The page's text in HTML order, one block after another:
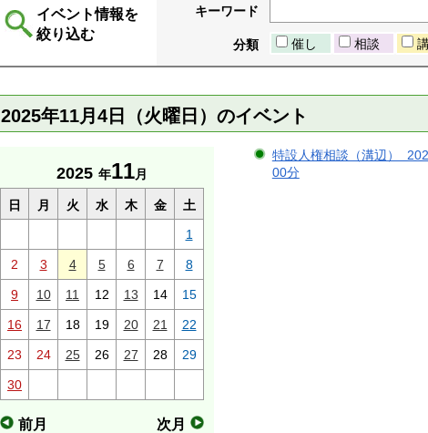
イベント情報を
絞り込む
キーワード
分類 催し 相談
2025年11月4日（火曜日）のイベント
2025 年11月
日 月 火 水 木 金
土
1
2 3 4 5 6 7 8
9 10 11 12 13 14 15
16 17 18 19 20 21 22
23 24 25 26 27 28 29
30
前月 次月
特設人権相談（溝辺）
00分